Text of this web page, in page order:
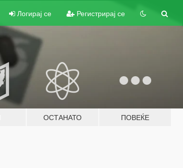
Логирај се Регистрирај се
ОСТАНАТО ПОВЕЌЕ